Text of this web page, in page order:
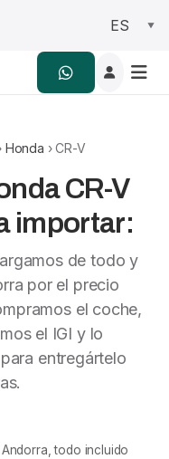
Honda › CR-V
CR-V
importar:
de todo y
por el precio
el coche,
el IGI y lo
entregártelo
todo incluido